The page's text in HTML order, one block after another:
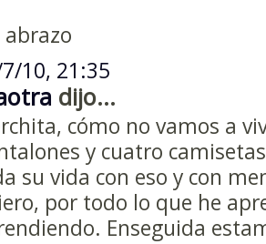
abrazo
10, 21:35
dijo...
cómo no vamos a
y cuatro
su vida con eso y con
por todo lo que he
Enseguida